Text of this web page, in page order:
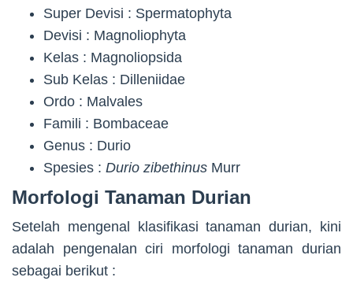
Super Devisi : Spermatophyta
Devisi : Magnoliophyta
Kelas : Magnoliopsida
Sub Kelas : Dilleniidae
Ordo : Malvales
Famili : Bombaceae
Genus : Durio
Spesies : Durio zibethinus Murr
Morfologi Tanaman Durian
Setelah mengenal klasifikasi tanaman durian, kini
adalah pengenalan ciri morfologi tanaman durian
sebagai berikut :